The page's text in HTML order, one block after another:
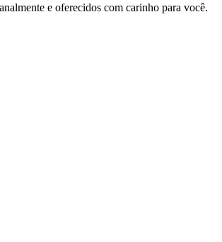
e oferecidos com carinho para você.